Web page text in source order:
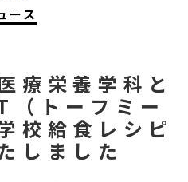
ース
療栄養学科と
トーフミー
校給食レシピ
しました